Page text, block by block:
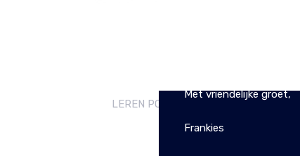
LEREN PORTEMONNEE ZWART MARION
Met vriendelijke groet,
Frankies